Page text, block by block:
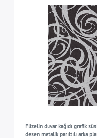
Flizelin duvar kağıdı grafik
desen metalik parıltılı arka